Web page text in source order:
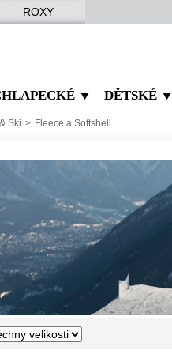
ROXY
DĚTSKÉ
Ski > Fleece a Softshell